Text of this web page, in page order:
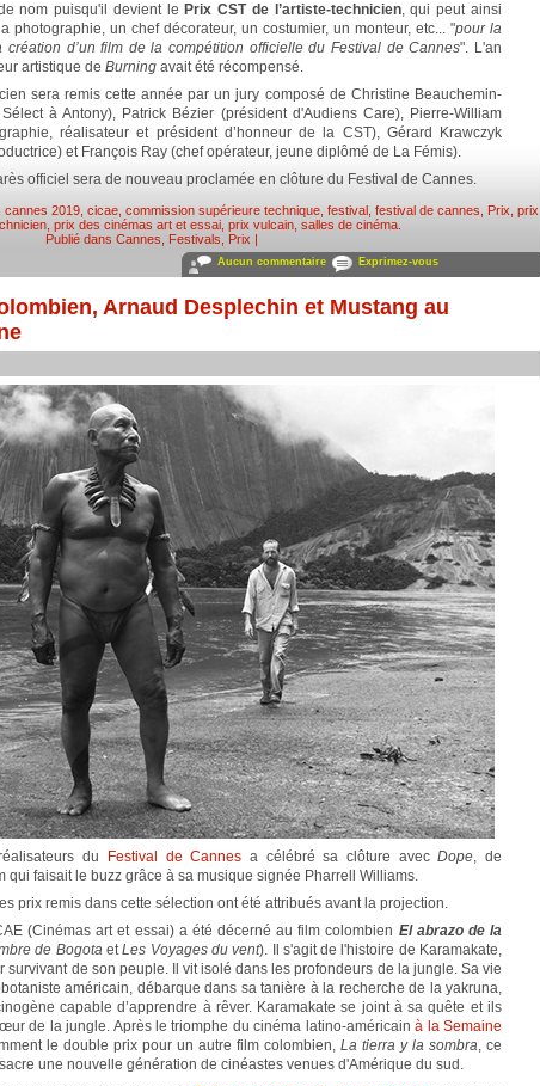
nom puisqu'il devient le Prix CST de l’artiste-technicien, qui peut ainsi
photographie, un chef décorateur, un costumier, un monteur, etc... "pour la
d’un film de la compétition officielle du Festival de Cannes". L'an
artistique de Burning avait été récompensé.
sera remis cette année par un jury composé de Christine Beauchemin-
à Antony), Patrick Bézier (président d'Audiens Care), Pierre-William
réalisateur et président d’honneur de la CST), Gérard Krawczyk
et François Ray (chef opérateur, jeune diplômé de La Fémis).
officiel sera de nouveau proclamée en clôture du Festival de Cannes.
cannes 2019 cicae commission supérieure technique festival festival de cannes Prix prix
, prix des cinémas art et essai, prix vulcain, salles de cinéma.
Publié dans Cannes Festivals Prix |
Aucun commentaire Exprimez-vous
Arnaud Desplechin et Mustang au
du Festival de Cannes a célébré sa clôture avecDope, de
qui faisait le buzz grâce à sa musique signée Pharrell Williams.
prix remis dans cette sélection ont été attribués avant la projection.
(Cinémas art et essai) a été décerné au film colombien El abrazo de la
de BogotaetLes Voyages du vent). Il s'agit de l'histoire de Karamakate,
survivant de son peuple. Il vit isolé dans les profondeurs de la jungle. Sa vie
américain, débarque dans sa tanière à la recherche de la yakruna,
capable d’apprendre à rêver. Karamakate se joint à sa quête et ils
de la jungle. Après le triomphe du cinéma latino-américainà la Semaine
le double prix pour un autre film colombien, La tierra y la sombra, ce
une nouvelle génération de cinéastes venues d'Amérique du sud.